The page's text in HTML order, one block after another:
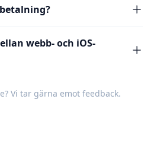
webb- och iOS-
Vi tar gärna emot feedback.